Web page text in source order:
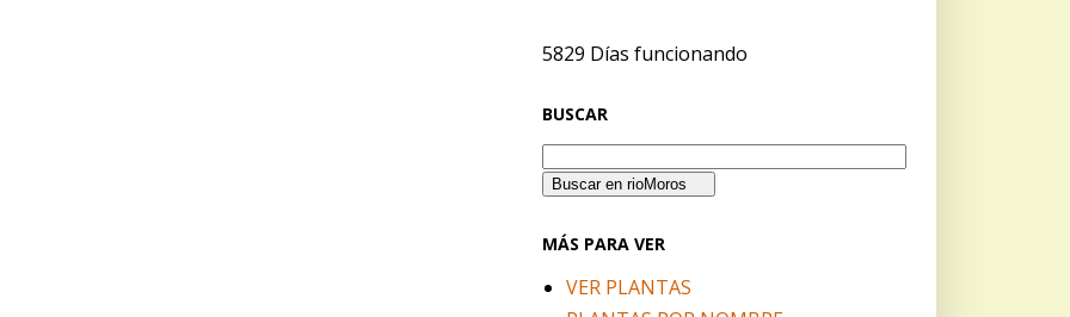
5829 Días funcionando
BUSCAR
MÁS PARA VER
VER PLANTAS